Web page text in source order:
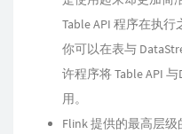
Table API 程序在执行
你可以在表与
许程序将 Table API
用。
Flink 提供的最高层级